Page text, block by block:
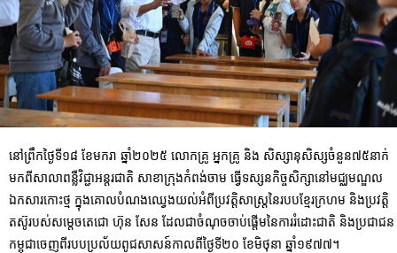
នៅព្រឹកថ្ងៃទី១៨ ខែមករា ឆ្នាំ២០២៥ លោកគ្រូ អ្នកគ្រូ និង សិស្សានុសិស្សចំនួន៧៥នាក់
មកពីសាលាពន្លឺវិជ្ជាអន្តរជាតិ សាខាក្រុងកំពង់ចាម ធ្វើទស្សនកិច្ចសិក្សានៅមជ្ឈមណ្ឌល
ឯកសារកោះថ្ម ក្នុងគោលបំណងឈ្វេងយល់អំពីប្រវត្តិសាស្ត្រនៃរបបខ្មែរក្រហម និងប្រវត្តិ
តស៊ូរបស់សម្តេចតេជោ ហ៊ុន សែន ដែលជាចំណុចចាប់ផ្តើមនៃការរំដោះជាតិ និងប្រជាជន
កម្ពុជាចេញពីរបបប្រល័យពូជសាសន៍កាលពីថ្ងៃទី២០ ខែមិថុនា ឆ្នាំ១៩៧៧។